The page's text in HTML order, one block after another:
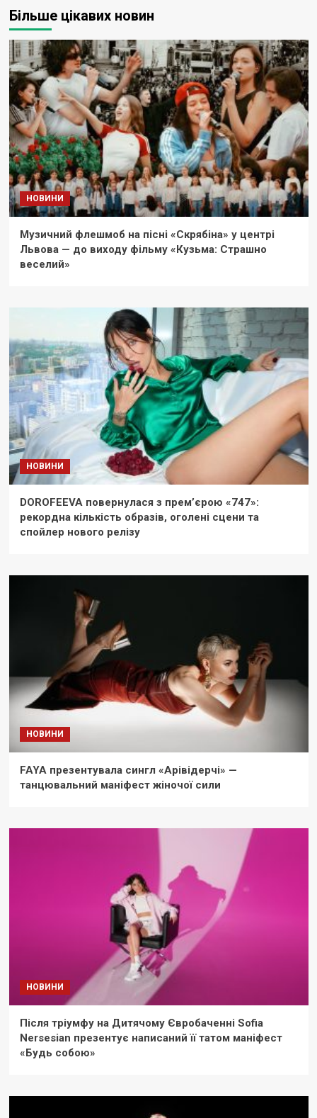
Більше цікавих новин
НОВИНИ
Музичний флешмоб на пісні «Скрябіна» у центрі
Львова — до виходу фільму «Кузьма: Страшно
веселий»
НОВИНИ
DOROFEEVA повернулася з прем’єрою «747»:
рекордна кількість образів, оголені сцени та
спойлер нового релізу
НОВИНИ
FAYA презентувала сингл «Арівідерчі» —
танцювальний маніфест жіночої сили
НОВИНИ
Після тріумфу на Дитячому Євробаченні Sofia
Nersesian презентує написаний її татом маніфест
«Будь собою»